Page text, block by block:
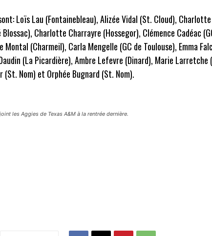
Loïs Lau (Fontainebleau), Alizée Vidal (St. Cloud),
Charlotte Charrayre (Hossegor), Clémence Cadéac
Montal (Charmeil), Carla Mengelle (GC de Toulouse), Emma
(La Picardière), Ambre Lefevre (Dinard), Marie Larretche
Nom) et Orphée Bugnard (St. Nom).
les Aggies de Texas A&M à la rentrée dernière.